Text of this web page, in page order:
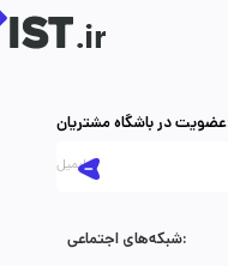
شبکه‌های اجتماعی: